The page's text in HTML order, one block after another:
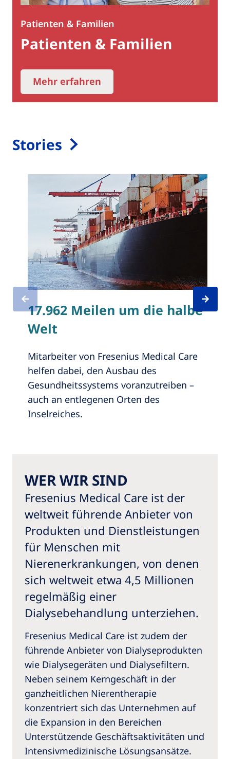
Patienten & Familien
Patienten & Familien
Mehr erfahren
Stories
17.962 Meilen um die halbe
Welt
Mitarbeiter von Fresenius Medical Care
helfen dabei, den Ausbau des
Gesundheitssystems voranzutreiben –
auch an entlegenen Orten des
Inselreiches.
WER WIR SIND
Fresenius Medical Care ist der
weltweit führende Anbieter von
Produkten und Dienstleistungen
für Menschen mit
Nierenerkrankungen, von denen
sich weltweit etwa 4,5 Millionen
regelmäßig einer
Dialysebehandlung unterziehen.
Fresenius Medical Care ist zudem der
führende Anbieter von Dialyseprodukten
wie Dialysegeräten und Dialysefiltern.
Neben seinem Kerngeschäft in der
ganzheitlichen Nierentherapie
konzentriert sich das Unternehmen auf
die Expansion in den Bereichen
Unterstützende Geschäftsaktivitäten und
Intensivmedizinische Lösungsansätze.